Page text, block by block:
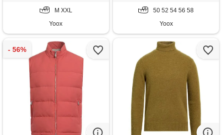
M XXL
Yoox
50 52 54 56 58
Yoox